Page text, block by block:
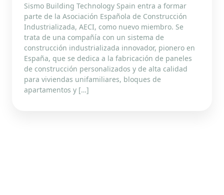
Sismo Building Technology Spain entra a formar
parte de la Asociación Española de Construcción
Industrializada, AECI, como nuevo miembro. Se
trata de una compañía con un sistema de
construcción industrializada innovador, pionero en
España, que se dedica a la fabricación de paneles
de construcción personalizados y de alta calidad
para viviendas unifamiliares, bloques de
apartamentos y […]